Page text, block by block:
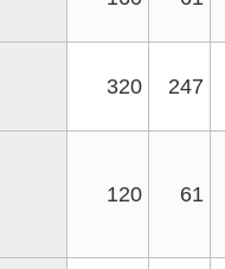
320 247
120 61